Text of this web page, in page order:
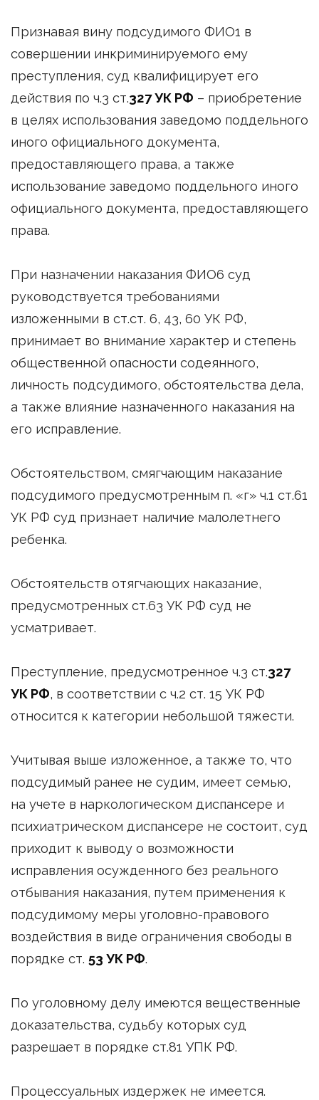
Признавая вину подсудимого ФИО1 в
совершении инкриминируемого ему
преступления, суд квалифицирует его
действия по ч.3 ст.327 УК РФ – приобретение
в целях использования заведомо поддельного
иного официального документа,
предоставляющего права, а также
использование заведомо поддельного иного
официального документа, предоставляющего
права.
При назначении наказания ФИО6 суд
руководствуется требованиями
изложенными в ст.ст. 6, 43, 60 УК РФ,
принимает во внимание характер и степень
общественной опасности содеянного,
личность подсудимого, обстоятельства дела,
а также влияние назначенного наказания на
его исправление.
Обстоятельством, смягчающим наказание
подсудимого предусмотренным п. «г» ч.1 ст.61
УК РФ суд признает наличие малолетнего
ребенка.
Обстоятельств отягчающих наказание,
предусмотренных ст.63 УК РФ суд не
усматривает.
Преступление, предусмотренное ч.3 ст.327
УК РФ, в соответствии с ч.2 ст. 15 УК РФ
относится к категории небольшой тяжести.
Учитывая выше изложенное, а также то, что
подсудимый ранее не судим, имеет семью,
на учете в наркологическом диспансере и
психиатрическом диспансере не состоит, суд
приходит к выводу о возможности
исправления осужденного без реального
отбывания наказания, путем применения к
подсудимому меры уголовно-правового
воздействия в виде ограничения свободы в
порядке ст. 53 УК РФ.
По уголовному делу имеются вещественные
доказательства, судьбу которых суд
разрешает в порядке ст.81 УПК РФ.
Процессуальных издержек не имеется.